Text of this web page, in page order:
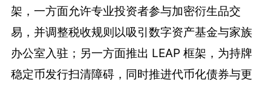
架，一方面允许专业投资者参与加密衍生品交
易，并调整税收规则以吸引数字资产基金与家族
办公室入驻；另一方面推出 LEAP 框架，为持牌
稳定币发行扫清障碍，同时推进代币化债券与更